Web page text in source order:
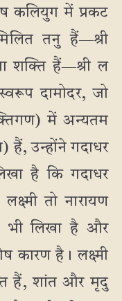
कलियुग में प्रकट
तनु हैं—श्री
शक्ति हैं—श्री ल
दामोदर, जो
में अन्यतम
हैं, उन्होंने गदाधर
है कि गदाधर
तो नारायण
भी लिखा है और
कारण है। लक्ष्मी
हैं, शांत और मृदु